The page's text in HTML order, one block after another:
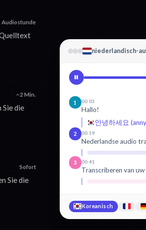
Audiostunde
~2 Min.
Sie die
Sofort
Sie die
niederlandisch-
1 00:03
Hallo!
안녕하세요
2 00:19
Nederlandse audio
3 00:41
Transcriberen van
Koreanisch